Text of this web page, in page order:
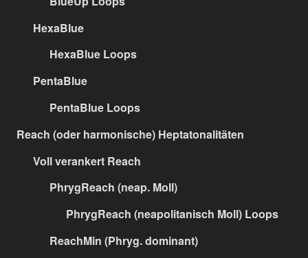
HexaBlue
HexaBlue Loops
PentaBlue
PentaBlue Loops
Reach (oder harmonische) Heptatonalitäten
Voll verankert Reach
PhrygReach (neap. Moll)
PhrygReach (neapolitanisch Moll) Loops
ReachMin (Phryg. dominant)